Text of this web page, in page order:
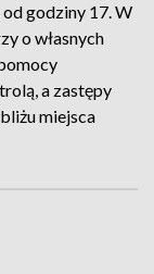
godziny 17. W
o własnych
a zastępy
miejsca